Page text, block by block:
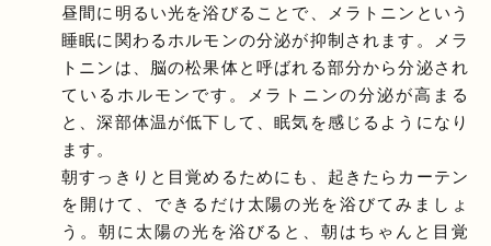
昼間に明るい光を浴びることで、メラトニンという
睡眠に関わるホルモンの分泌が抑制されます。メラ
トニンは、脳の松果体と呼ばれる部分から分泌され
ているホルモンです。メラトニンの分泌が高まる
と、深部体温が低下して、眠気を感じるようになり
ます。
朝すっきりと目覚めるためにも、起きたらカーテン
を開けて、できるだけ太陽の光を浴びてみましょ
う。朝に太陽の光を浴びると、朝はちゃんと目覚